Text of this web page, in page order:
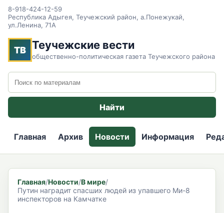
8-918-424-12-59
Республика Адыгея, Теучежский район, а.Понежукай,
ул.Ленина, 71А
ТВ Теучежские вести
общественно-политическая газета Теучежского района
Поиск по сайту
Найти
Главная Архив Новости Информация
Главная/Новости/В мире/
Путин наградит спасших людей из упавшего Ми-8
инспекторов на Камчатке